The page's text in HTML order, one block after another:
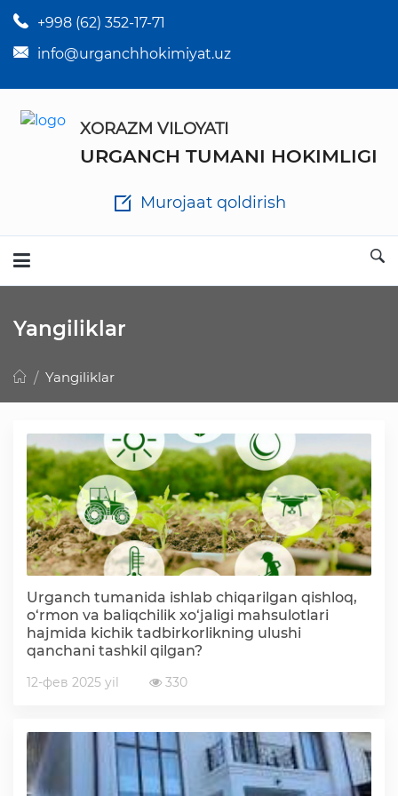
+998 (62) 352-17-71
info@urganchhokimiyat.uz
XORAZM VILOYATI
URGANCH TUMANI HOKIMLIGI
Murojaat qoldirish
Tuman hokim qarorlari
Tuman hokimi farmoyishlari
Tuman hokimligi ish yuritish yo'riqnomasi
Faoliyat
Media
Statistik va tahliliy axborotlar
Davlat dasturi ijrosi
Sayyor qabullar
Rasmiy munosabat
Yangiliklar
Yangiliklar
Urganch tumanida ishlab chiqarilgan qishloq,
o‘rmon va baliqchilik xo‘jaligi mahsulotlari
hajmida kichik tadbirkorlikning ulushi
qanchani tashkil qilgan?
12-фев 2025 yil 330